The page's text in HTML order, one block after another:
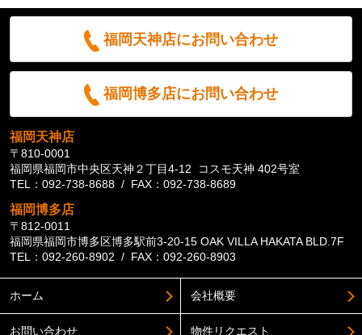
福岡天神店にお問い合わせ
福岡博多店にお問い合わせ
福岡天神店
〒810-0001
福岡県福岡市中央区天神２丁目4-12 コスモ天神 402号室
TEL：092-738-8688 / FAX：092-738-8689
福岡博多店
〒812-0011
福岡県福岡市博多区博多駅前3-20-15 OAK VILLA HAKATA BLD.7F
TEL：092-260-8902 / FAX：092-260-8903
ホーム 会社概要
お問い合わせ 物件リクエスト